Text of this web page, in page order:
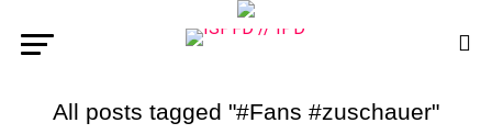
All posts tagged "#Fans #zuschauer"